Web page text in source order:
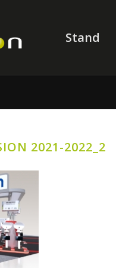
Stand
2021-2022_2